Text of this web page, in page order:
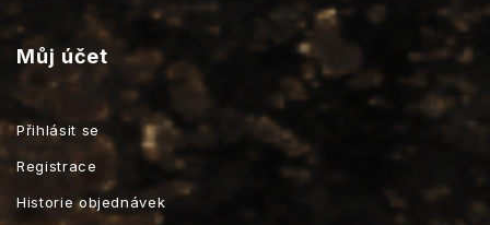
Můj účet
Přihlásit se
Registrace
Historie objednávek